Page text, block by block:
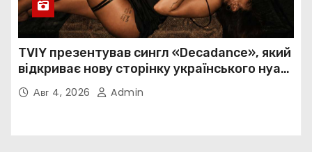
TVIY презентував сингл «Decadance», який
відкриває нову сторінку українського нуар-
попуАвг 4, 2026 Admin